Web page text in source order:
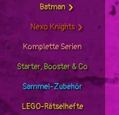
Batman
Nexo Knights
Komplette Serien
Starter, Booster & Co
Sammel-Zubehör
LEGO-Rätselhefte
Wert ein oder